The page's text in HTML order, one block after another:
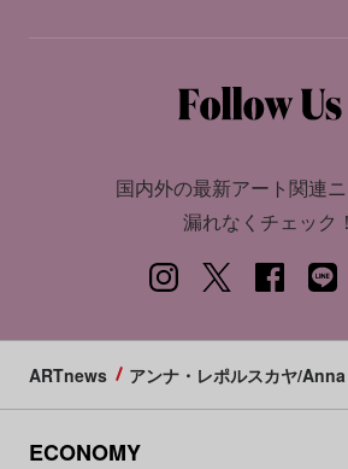
国内外の最新アート関連
漏れなくチェック！
ARTnews アンナ・レポルスカヤ/
ECONOMY